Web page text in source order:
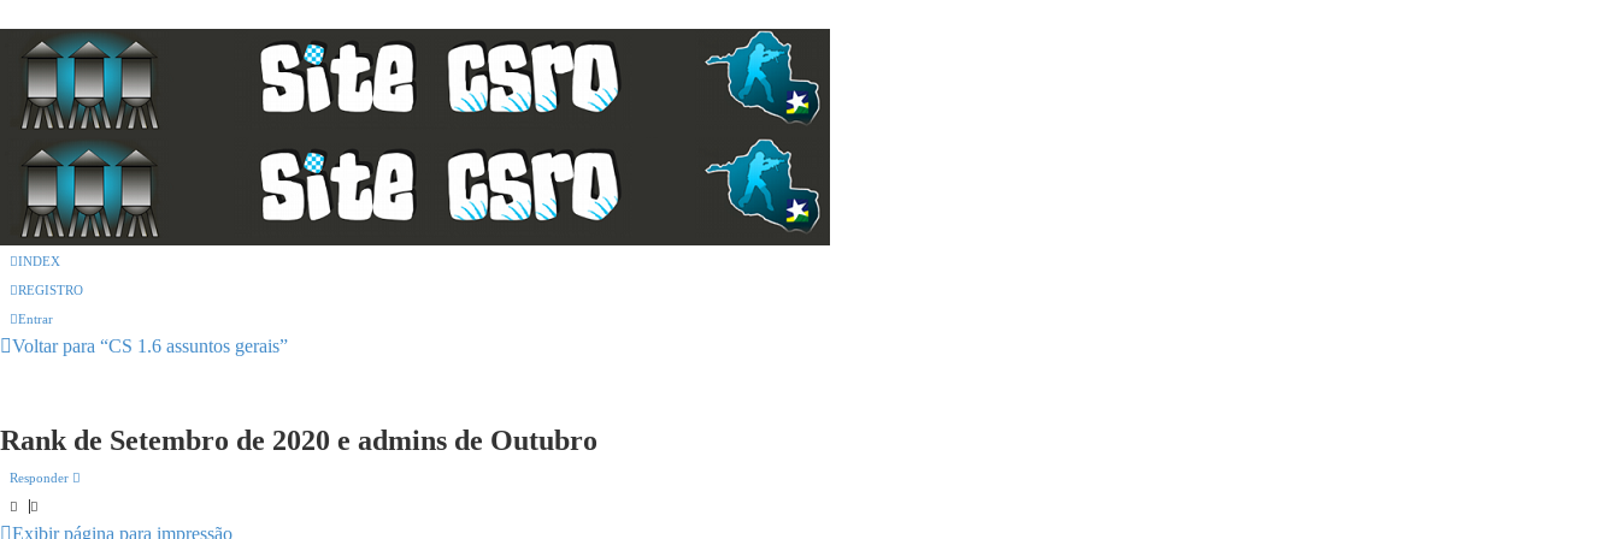
INDEX
REGISTRO
Entrar
Voltar para “CS 1.6 assuntos gerais”
Rank de Setembro de 2020 e admins de Outubro
Responder
Exibir página para impressão